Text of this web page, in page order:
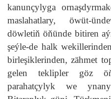
kanunçylyga
maslahatlary, öwüt-
döwletiň öňünde bitiren
şeýle-de halk
birleşiklerinden, zähmet
gelen teklipler göz
parahatçylyk we